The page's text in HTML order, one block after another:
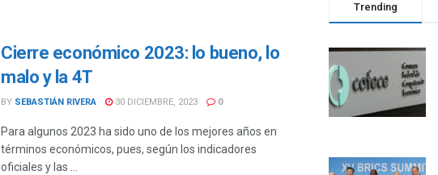
Cierre económico 2023: lo bueno, lo
malo y la 4T
BY SEBASTIÁN RIVERA 30 DICIEMBRE, 2023 0
Para algunos 2023 ha sido uno de los mejores años en
términos económicos, pues, según los indicadores
oficiales y las ...
Trending